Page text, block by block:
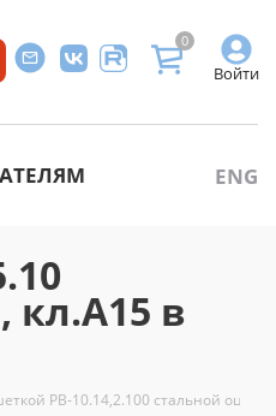
Войти
0
ENG
кл.А15 в
РВ-10.14,2.100 стальной